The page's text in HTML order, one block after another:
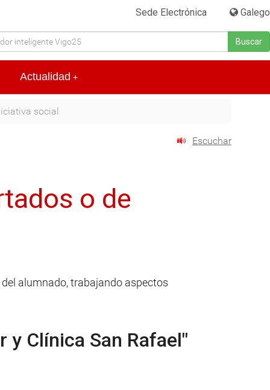
Sede Electrónica Galego
Buscar
+
Actualidad
social
Escuchar
o de
alumnado, trabajando aspectos
y Clínica San Rafael"